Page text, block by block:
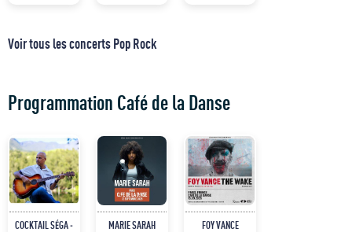
Voir tous les concerts Pop Rock
Programmation Café de la Danse
COCKTAIL SÉGA -
MARIE SARAH FOY VANCE